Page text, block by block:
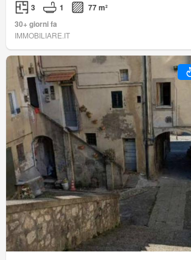
3 1
77 m²
30+ giorni fa
IMMOBILIARE.IT